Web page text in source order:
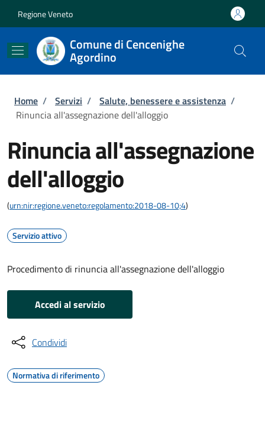
Regione Veneto
Comune di Cencenighe
Agordino
Briciole di pane
Home / Servizi / Salute, benessere e assistenza /
Rinuncia all'assegnazione dell'alloggio
Rinuncia all'assegnazione
dell'alloggio
(urn:nir:regione.veneto:regolamento:2018-08-10;4)
Servizio attivo
Procedimento di rinuncia all'assegnazione dell'alloggio
Accedi al servizio
Condividi
Normativa di riferimento